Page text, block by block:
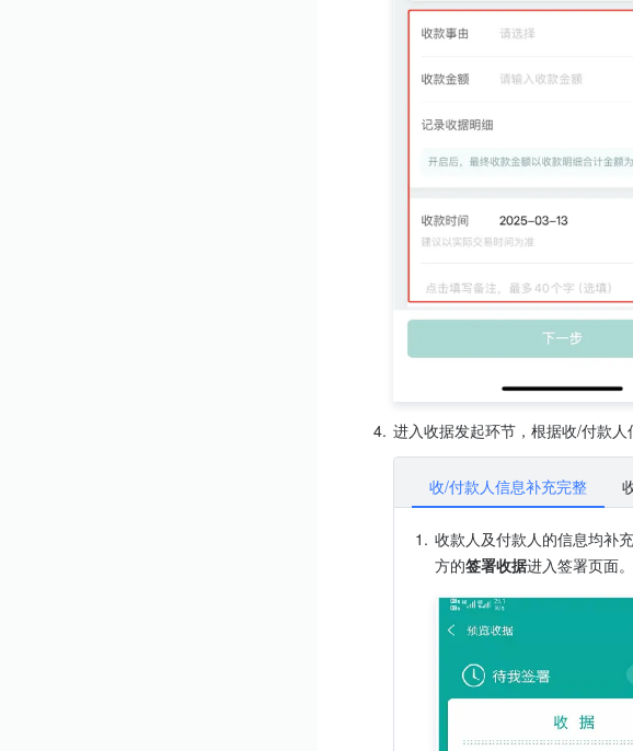
4. 进入收据发起环节，根据收/付款
收/付款人信息补充完整
1. 收款人及付款人的信息均补
方的签署收据进入签署页面